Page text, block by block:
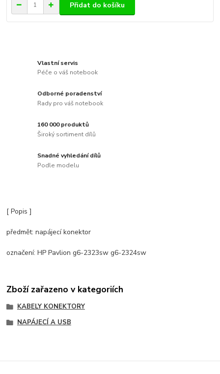
Přidat do košíku
Vlastní servis
Péče o váš notebook
Odborné poradenství
Rady pro váš notebook
160 000 produktů
Široký sortiment dílů
Snadné vyhledání dílů
Podle modelu
[ Popis ]
předmět: napájecí konektor
označení: HP Pavlion g6-2323sw g6-2324sw
Zboží zařazeno v kategoriích
KABELY KONEKTORY
NAPÁJECÍ A USB